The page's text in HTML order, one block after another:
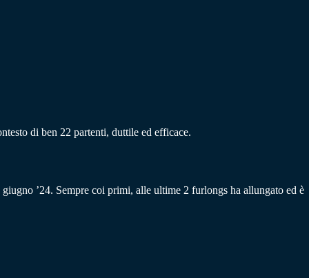
di ben 22 partenti, duttile ed efficace.
’24. Sempre coi primi, alle ultime 2 furlongs ha allungato ed è